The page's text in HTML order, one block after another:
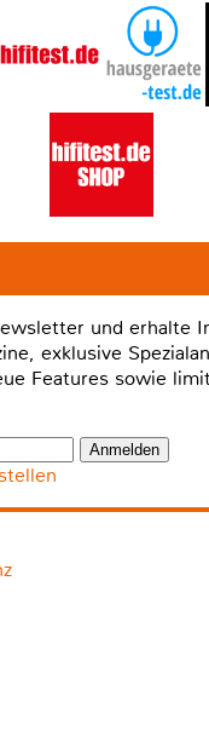
und erhalte
exklusive
Features sowie